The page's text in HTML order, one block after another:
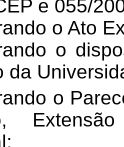
e 055/
o Ato
o
da
o